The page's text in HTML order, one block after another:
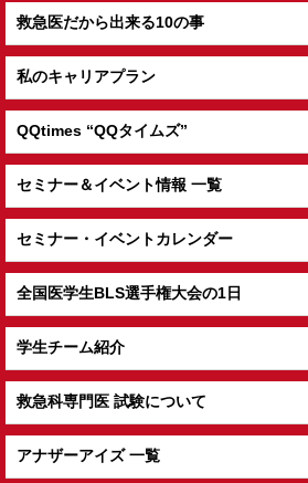
救急医だから出来る10の事
私のキャリアプラン
QQtimes “QQタイムズ”
セミナー＆イベント情報 一覧
セミナー・イベントカレンダー
全国医学生BLS選手権大会の1日
学生チーム紹介
救急科専門医 試験について
アナザーアイズ 一覧